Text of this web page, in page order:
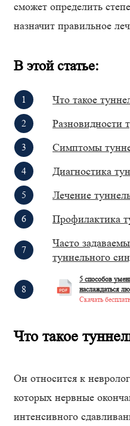
сможет определить
назначит правильное
В этой статье:
Что такое
Разновидности
Симптомы
Диагностика
Лечение
Профилактика
Часто
туннельного
5 способов
наслаждаться
Скачать
Что такое
Он относится к
которых нервные
интенсивного